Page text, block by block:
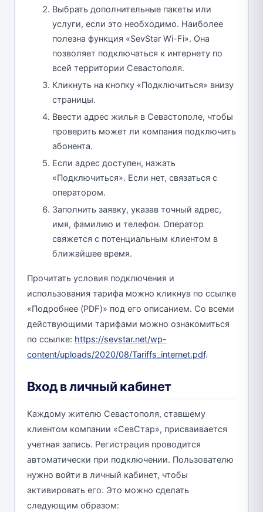
Выбрать дополнительные пакеты или
услуги, если это необходимо. Наиболее
полезна функция «SevStar Wi-Fi». Она
позволяет подключаться к интернету по
всей территории Севастополя.
Кликнуть на кнопку «Подключиться» внизу
страницы.
Ввести адрес жилья в Севастополе, чтобы
проверить может ли компания подключить
абонента.
Если адрес доступен, нажать
«Подключиться». Если нет, связаться с
оператором.
Заполнить заявку, указав точный адрес,
имя, фамилию и телефон. Оператор
свяжется с потенциальным клиентом в
ближайшее время.
Прочитать условия подключения и
использования тарифа можно кликнув по ссылке
«Подробнее (PDF)» под его описанием. Со всеми
действующими тарифами можно ознакомиться
по ссылке: https://sevstar.net/wp-
content/uploads/2020/08/Tariffs_internet.pdf.
Вход в личный кабинет
Каждому жителю Севастополя, ставшему
клиентом компании «СевСтар», присваивается
учетная запись. Регистрация проводится
автоматически при подключении. Пользователю
нужно войти в личный кабинет, чтобы
активировать его. Это можно сделать
следующим образом: